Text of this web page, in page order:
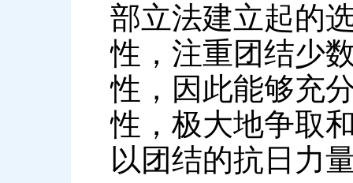
部立法建立起的
性，注重团结少
性，因此能够充
性，极大地争取
以团结的抗日力